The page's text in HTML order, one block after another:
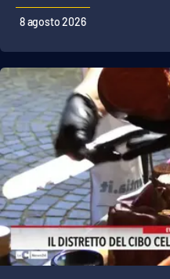
Storie
LAC
NETWORK
Lacplay.it
Lactv.it
Laconair.it
Lacitymag.it
8 agosto 2026